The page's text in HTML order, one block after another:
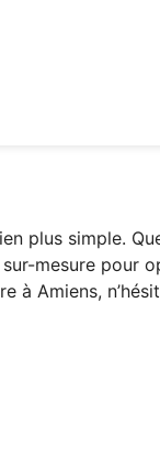
plus simple.
mesure pour
à Amiens,